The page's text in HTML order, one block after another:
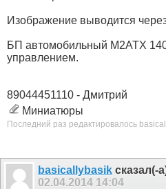
Изображение выводится
БП автомобильный M2ATX
управлением.
89044451110 - Дмитрий
Миниатюры
Последний раз редактировалось
basicallybasik сказал(-
02.04.2014 14:04